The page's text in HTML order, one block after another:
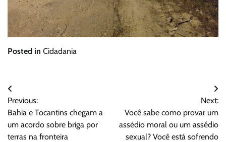
Posted in Cidadania
Navegação
de
Post
Previous:
Bahia e Tocantins chegam a
um acordo sobre briga por
terras na fronteira
Next:
Você sabe como provar um
assédio moral ou um assédio
sexual? Você está sofrendo